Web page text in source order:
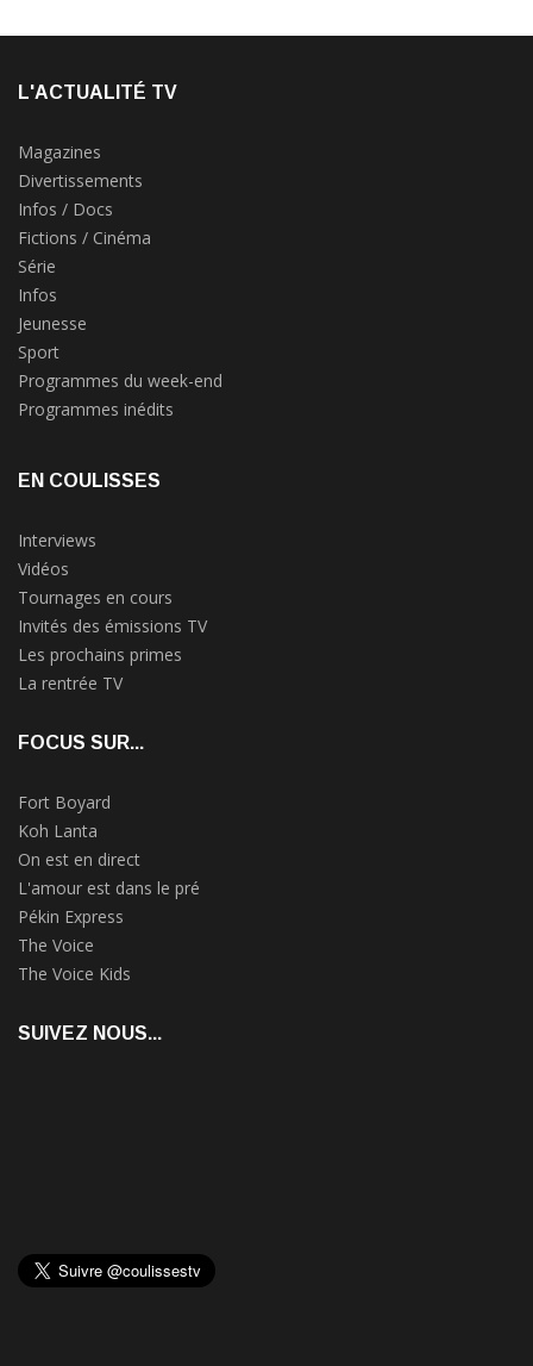
L'ACTUALITÉ TV
Magazines
Divertissements
Infos / Docs
Fictions / Cinéma
Série
Infos
Jeunesse
Sport
Programmes du week-end
Programmes inédits
EN COULISSES
Interviews
Vidéos
Tournages en cours
Invités des émissions TV
Les prochains primes
La rentrée TV
FOCUS SUR...
Fort Boyard
Koh Lanta
On est en direct
L'amour est dans le pré
Pékin Express
The Voice
The Voice Kids
SUIVEZ NOUS...